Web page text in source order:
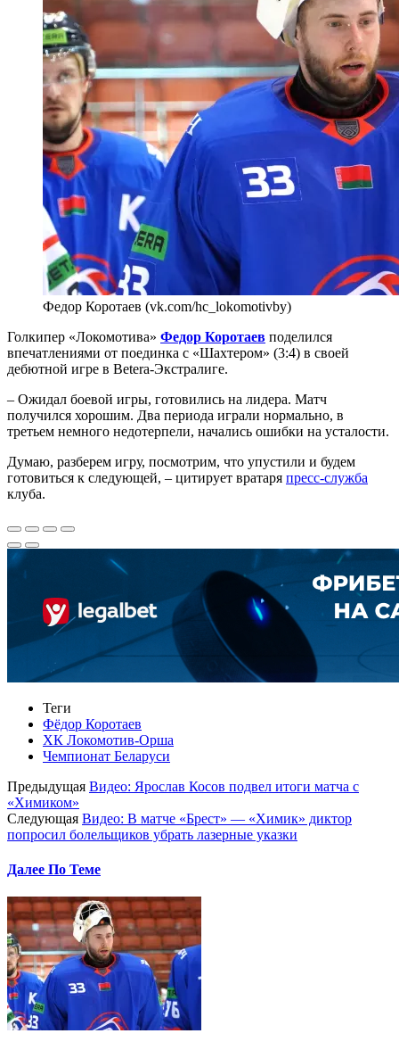
Федор Коротаев (vk.com/hc_lokomotivby)
Голкипер «Локомотива» Федор Коротаев поделился
впечатлениями от поединка с «Шахтером» (3:4) в своей
дебютной игре в Betera-Экстралиге.
– Ожидал боевой игры, готовились на лидера. Матч
получился хорошим. Два периода играли нормально, в
третьем немного недотерпели, начались ошибки на усталости.
Думаю, разберем игру, посмотрим, что упустили и будем
готовиться к следующей, – цитирует вратаря пресс-служба
клуба.
Теги
Фёдор Коротаев
ХК Локомотив-Орша
Чемпионат Беларуси
Предыдущая Видео: Ярослав Косов подвел итоги матча с
«Химиком»
Следующая Видео: В матче «Брест» — «Химик» диктор
попросил болельщиков убрать лазерные указки
Далее По Теме